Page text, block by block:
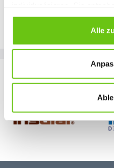
Cookies Sie erlauben.
wählen Sie „Alle ablehnen”
Daten verarbeitet, die für
jederzeit ändern, indem Sie
links klicken. Weitere
Alle
Unsere Marken